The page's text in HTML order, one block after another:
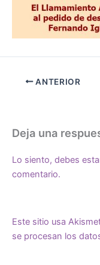
ANTERIOR
Deja una
Lo siento, debes
comentario.
Este sitio usa
se procesan los